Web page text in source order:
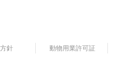
針 動物用業許可証